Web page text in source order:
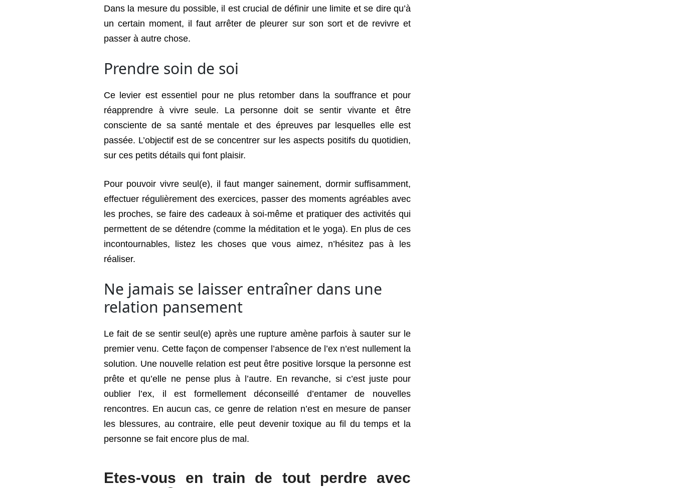
Dans la mesure du possible, il est crucial de définir une limite et se dire qu’à
un certain moment, il faut arrêter de pleurer sur son sort et de revivre et
passer à autre chose.
Prendre soin de soi
Ce levier est essentiel pour ne plus retomber dans la souffrance et pour
réapprendre à vivre seule. La personne doit se sentir vivante et être
consciente de sa santé mentale et des épreuves par lesquelles elle est
passée. L’objectif est de se concentrer sur les aspects positifs du quotidien,
sur ces petits détails qui font plaisir.
Pour pouvoir vivre seul(e), il faut manger sainement, dormir suffisamment,
effectuer régulièrement des exercices, passer des moments agréables avec
les proches, se faire des cadeaux à soi-même et pratiquer des activités qui
permettent de se détendre (comme la méditation et le yoga). En plus de ces
incontournables, listez les choses que vous aimez, n’hésitez pas à les
réaliser.
Ne jamais se laisser entraîner dans une
relation pansement
Le fait de se sentir seul(e) après une rupture amène parfois à sauter sur le
premier venu. Cette façon de compenser l’absence de l’ex n’est nullement la
solution. Une nouvelle relation est peut être positive lorsque la personne est
prête et qu’elle ne pense plus à l’autre. En revanche, si c’est juste pour
oublier l’ex, il est formellement déconseillé d’entamer de nouvelles
rencontres. En aucun cas, ce genre de relation n’est en mesure de panser
les blessures, au contraire, elle peut devenir toxique au fil du temps et la
personne se fait encore plus de mal.
Etes-vous en train de tout perdre avec